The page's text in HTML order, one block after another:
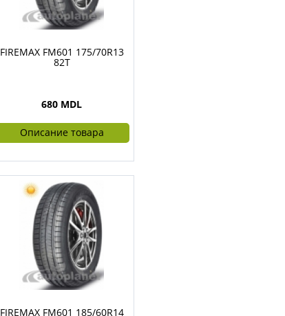
FIREMAX FM601 175/70R13
82T
680 MDL
Описание товара
FIREMAX FM601 185/60R14